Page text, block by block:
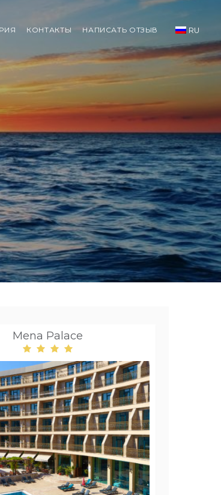
КОНТАКТЫ НАПИСАТЬ ОТЗЫВ RU
Mena Palace